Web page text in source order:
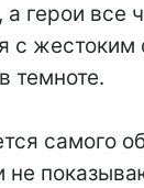
а герои все
с
темноте.
самого
не